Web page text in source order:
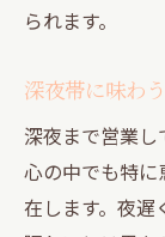
られます。
深夜帯に味わ
深夜まで営業
心の中でも特
在します。夜遅